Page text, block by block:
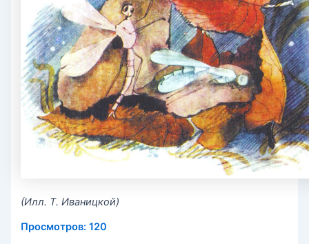
(Илл. Т. Иваницкой)
Просмотров: 120